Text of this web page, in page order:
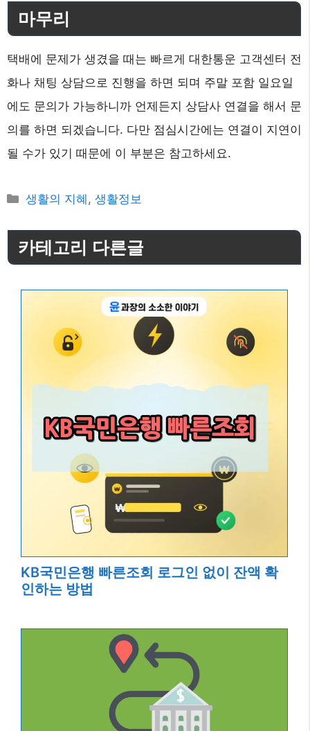
마무리
택배에 문제가 생겼을 때는 빠르게 대한통운 고객센터 전
화나 채팅 상담으로 진행을 하면 되며 주말 포함 일요일
에도 문의가 가능하니까 언제든지 상담사 연결을 해서 문
의를 하면 되겠습니다. 다만 점심시간에는 연결이 지연이
될 수가 있기 때문에 이 부분은 참고하세요.
카
고
리
생활의 지혜 ,생활정보
카테고리 다른글
KB국민은행 빠른조회 로그인 없이 잔액 확
인하는 방법